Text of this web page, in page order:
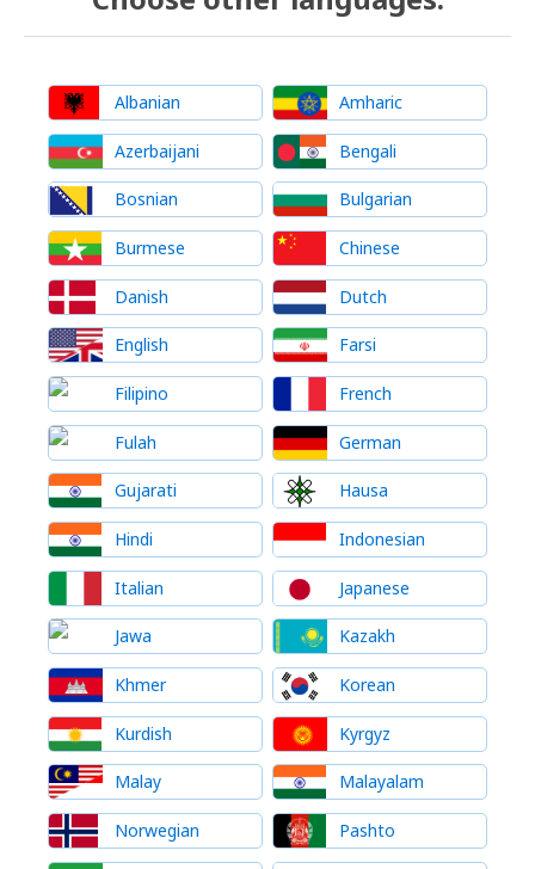
Albanian Amharic
Azerbaijani Bengali
Bosnian Bulgarian
Burmese Chinese
Danish Dutch
English Farsi
Filipino French
Fulah German
Gujarati Hausa
Hindi Indonesian
Italian Japanese
Jawa Kazakh
Khmer Korean
Kurdish Kyrgyz
Malay Malayalam
Norwegian Pashto